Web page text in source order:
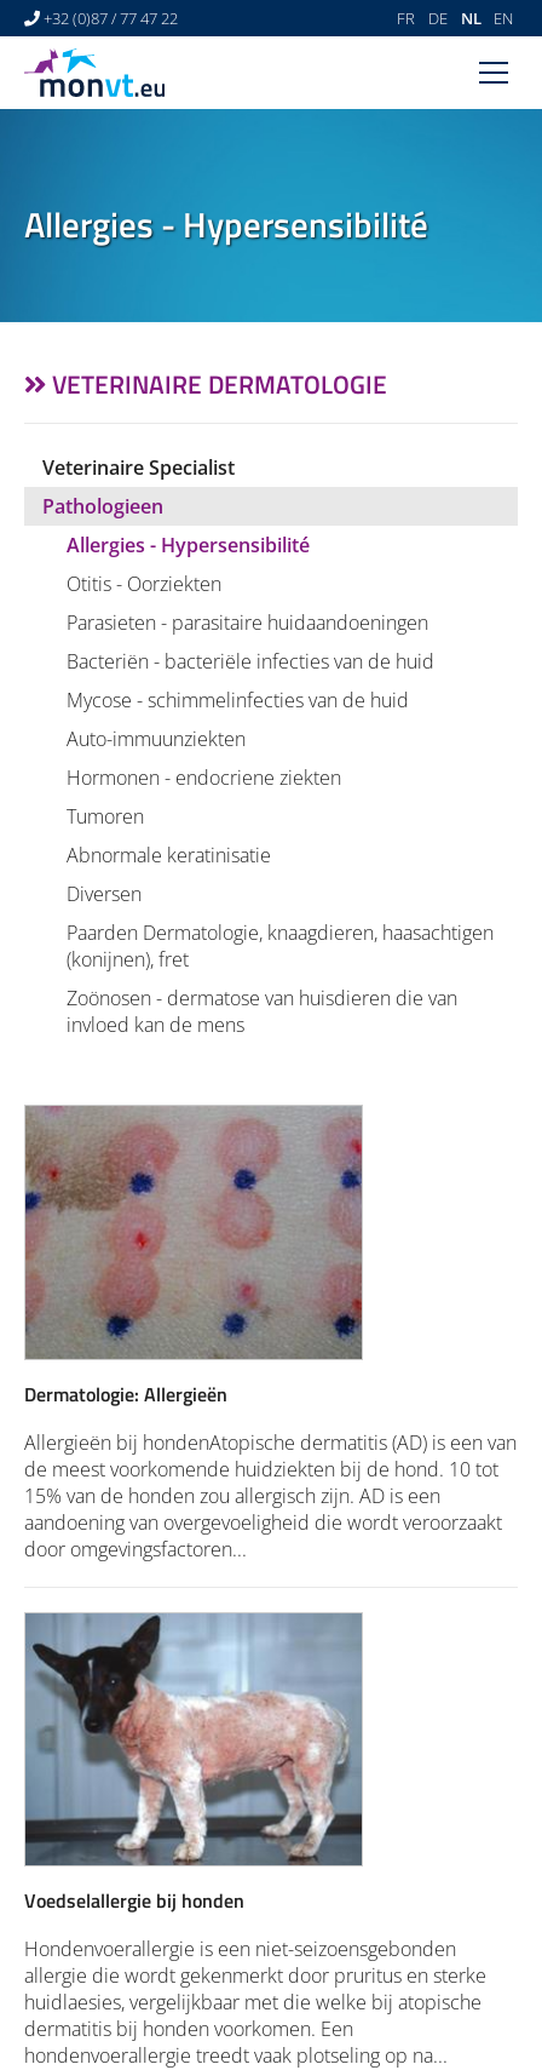
FR DE NL EN
+32 (0)87 / 77 47 22
VETERINAIRE DERMATOLOGIE
LINKS
VIDEO GALLERY
Allergies - Hypersensibilité
VETERINAIRE DERMATOLOGIE
Veterinaire Specialist
Pathologieen
Allergies - Hypersensibilité
Otitis - Oorziekten
Parasieten - parasitaire huidaandoeningen
Bacteriën - bacteriële infecties van de huid
Mycose - schimmelinfecties van de huid
Auto-immuunziekten
Hormonen - endocriene ziekten
Tumoren
Abnormale keratinisatie
Diversen
Paarden Dermatologie, knaagdieren, haasachtigen
(konijnen), fret
Zoönosen - dermatose van huisdieren die van
invloed kan de mens
Dermatologie: Allergieën
Allergieën bij hondenAtopische dermatitis (AD) is een van
de meest voorkomende huidziekten bij de hond. 10 tot
15% van de honden zou allergisch zijn. AD is een
aandoening van overgevoeligheid die wordt veroorzaakt
door omgevingsfactoren...
Voedselallergie bij honden
Hondenvoerallergie is een niet-seizoensgebonden
allergie die wordt gekenmerkt door pruritus en sterke
huidlaesies, vergelijkbaar met die welke bij atopische
dermatitis bij honden voorkomen. Een
hondenvoerallergie treedt vaak plotseling op na...